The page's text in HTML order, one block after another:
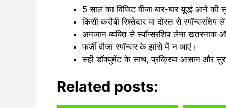
5 साल का विजिट वीजा बार-बार यूएई आने की
किसी करीबी रिश्तेदार या दोस्त से स्पॉन्सरशिप
अनजान व्यक्ति से स्पॉन्सरशिप लेना खतरनाक
फर्जी वीजा स्पॉन्सर के झांसे में न आएं।
सही डॉक्युमेंट के साथ, प्रक्रिया आसान और
Related posts: